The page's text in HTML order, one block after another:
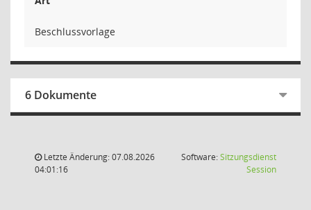
Beschlussvorlage
6 Dokumente
Letzte Änderung: 07.08.2026
04:01:16
Software:Sitzungsdienst
Session(Wird in